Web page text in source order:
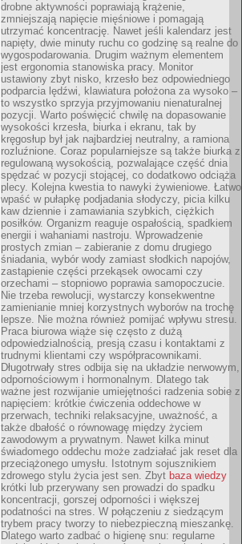
drobne aktywności poprawiają krążenie,
zmniejszają napięcie mięśniowe i pomagają
utrzymać koncentrację. Nawet jeśli kalendarz jest
napięty, dwie minuty ruchu co godzinę są realne do
wygospodarowania. Drugim ważnym elementem
jest ergonomia stanowiska pracy. Monitor
ustawiony zbyt nisko, krzesło bez odpowiedniego
podparcia lędźwi, klawiatura położona za wysoko –
to wszystko sprzyja przyjmowaniu nienaturalnej
pozycji. Warto poświęcić chwilę na dopasowanie
wysokości krzesła, biurka i ekranu, tak by
kręgosłup był jak najbardziej neutralny, a ramiona
rozluźnione. Coraz popularniejsze są także biurka z
regulowaną wysokością, pozwalające część dnia
spędzać w pozycji stojącej, co dodatkowo odciąża
plecy. Kolejna kwestia to nawyki żywieniowe. Łatwo
wpaść w pułapkę podjadania słodyczy, picia kilku
kaw dziennie i zamawiania szybkich, ciężkich
posiłków. Organizm reaguje ospałością, spadkiem
energii i wahaniami nastroju. Wprowadzenie
prostych zmian – zabieranie z domu drugiego
śniadania, wybór wody zamiast słodkich napojów,
zastąpienie części przekąsek owocami czy
orzechami – stopniowo poprawia samopoczucie.
Nie trzeba rewolucji, wystarczy konsekwentne
zamienianie mniej korzystnych wyborów na trochę
lepsze. Nie można również pomijać wpływu stresu.
Praca biurowa wiąże się często z dużą
odpowiedzialnością, presją czasu i kontaktami z
trudnymi klientami czy współpracownikami.
Długotrwały stres odbija się na układzie nerwowym,
odpornościowym i hormonalnym. Dlatego tak
ważne jest rozwijanie umiejętności radzenia sobie z
napięciem: krótkie ćwiczenia oddechowe w
przerwach, techniki relaksacyjne, uważność, a
także dbałość o równowagę między życiem
zawodowym a prywatnym. Nawet kilka minut
świadomego oddechu może zadziałać jak reset dla
przeciążonego umysłu. Istotnym sojusznikiem
zdrowego stylu życia jest sen. Zbyt baza wiedzy
krótki lub przerywany sen prowadzi do spadku
koncentracji, gorszej odporności i większej
podatności na stres. W połączeniu z siedzącym
trybem pracy tworzy to niebezpieczną mieszankę.
Dlatego warto zadbać o higienę snu: regularne